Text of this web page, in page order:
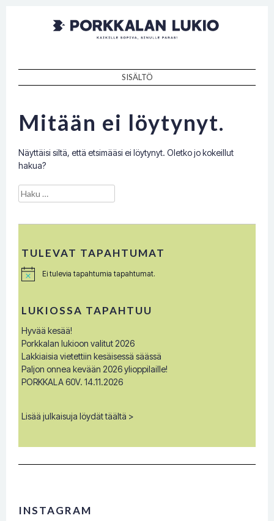
Porkkalan
lukio
Kaikille sopiva, sinulle paras!
SISÄLTÖ
Mitään ei löytynyt.
Näyttäisi siltä, että etsimääsi ei löytynyt. Oletko jo kokeillut
hakua?
Haku:
TULEVAT TAPAHTUMAT
N
c
e
Ei tulevia tapahtumia tapahtumat.
LUKIOSSA TAPAHTUU
Hyvää kesää!
Porkkalan lukioon valitut 2026
Lakkiaisia vietettiin kesäisessä säässä
Paljon onnea kevään 2026 ylioppilaille!
PORKKALA 60V. 14.11.2026
Lisää julkaisuja löydät täältä >
INSTAGRAM